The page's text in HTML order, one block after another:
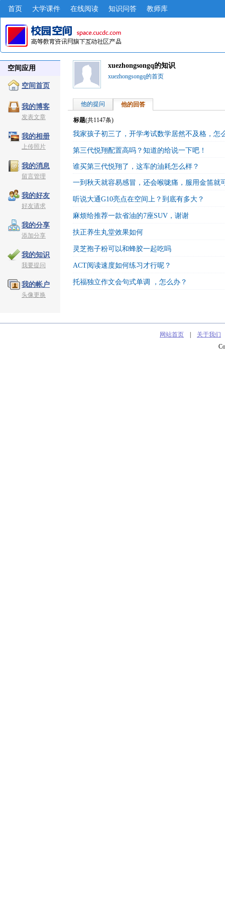
首页 大学课件 在线阅读 知识问答 教师库
空间应用
空间首页
我的博客
发表文章
我的相册
上传照片
我的消息
留言管理
我的好友
好友请求
我的分享
添加分享
我的知识
我要提问
我的帐户
头像更换
xuezhongsongq的知识
xuezhongsongq的首页
他的提问 他的回答
标题(共1147条)
我家孩子初三了，开学考试数学居然不及格，怎
第三代悦翔配置高吗？知道的给说一下吧！
谁买第三代悦翔了，这车的油耗怎么样？
一到秋天就容易感冒，还会喉咙痛，服用金笛就
听说大通G10亮点在空间上？到底有多大？
麻烦给推荐一款省油的7座SUV，谢谢
扶正养生丸堂效果如何
灵芝孢子粉可以和蜂胶一起吃吗
ACT阅读速度如何练习才行呢？
托福独立作文会句式单调 ，怎么办？
网站首页 关于我们